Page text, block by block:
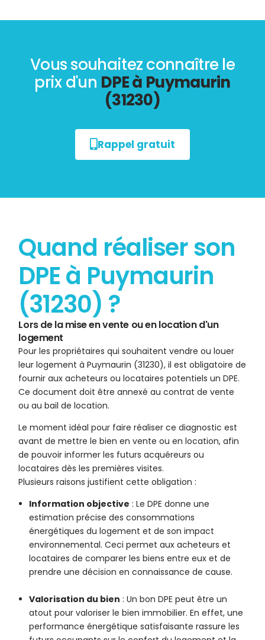
Vous souhaitez connaître le
prix d'un DPE à Puymaurin
(31230)
Rappel gratuit
Quand réaliser son
DPE à Puymaurin
(31230) ?
Lors de la mise en vente ou en location d'un
logement
Pour les propriétaires qui souhaitent vendre ou louer
leur logement à Puymaurin (31230), il est obligatoire de
fournir aux acheteurs ou locataires potentiels un DPE.
Ce document doit être annexé au contrat de vente
ou au bail de location.
Le moment idéal pour faire réaliser ce diagnostic est
avant de mettre le bien en vente ou en location, afin
de pouvoir informer les futurs acquéreurs ou
locataires dès les premières visites.
Plusieurs raisons justifient cette obligation :
Information objective : Le DPE donne une
estimation précise des consommations
énergétiques du logement et de son impact
environnemental. Ceci permet aux acheteurs et
locataires de comparer les biens entre eux et de
prendre une décision en connaissance de cause.
Valorisation du bien : Un bon DPE peut être un
atout pour valoriser le bien immobilier. En effet, une
performance énergétique satisfaisante rassure les